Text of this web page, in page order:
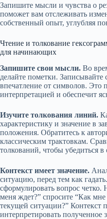
Запишите мысли и чувства о
поможет вам отслеживать
собственный опыт, углубляя
Чтение и толкование
для начинающих
Запишите свои мысли. Во
делайте пометки.
впечатление от символов. Это
интерпретацией и обеспечит
Изучите толкования линий.
характеристику и значение в
положения. Обратитесь к
классическим трактовкам.
толкований, чтобы убедиться
Контекст имеет значение.
ситуацию, перед тем как
сформулировать вопрос четко.
меня ждет?” спросите “Как
текущей ситуации?” Контекст
интерпретировать полученное